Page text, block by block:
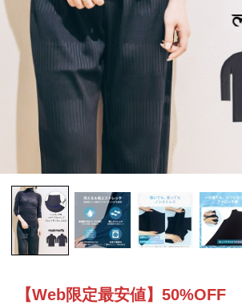
【Web限定最安値】50%OFF